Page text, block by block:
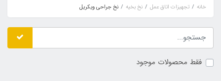
خانه تجهیزات اتاق عمل نخ بخیه نخ جراحی ویکریل
فقط محصولات موجود